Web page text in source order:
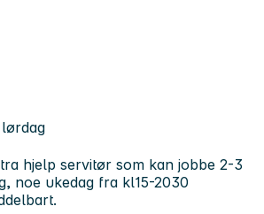
hjelp servitør som kan jobbe 2-3
noe ukedag fra kl15-2030